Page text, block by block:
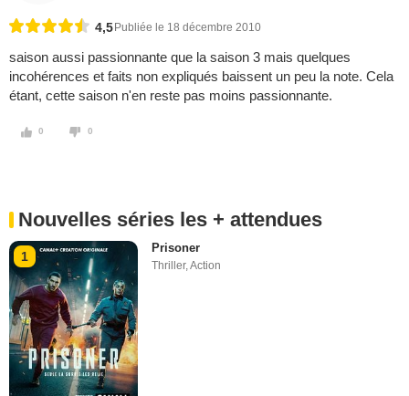
4,5 Publiée le 18 décembre 2010
saison aussi passionnante que la saison 3 mais quelques
incohérences et faits non expliqués baissent un peu la note. Cela
étant, cette saison n'en reste pas moins passionnante.
0 0
Nouvelles séries les + attendues
1
Prisoner
Thriller,Action